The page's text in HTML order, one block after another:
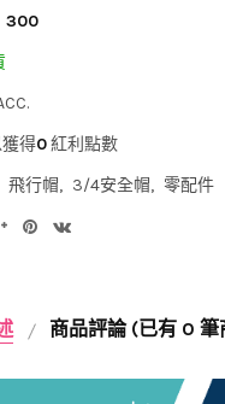
300
得0紅利點數
飛行帽 3/4安全帽
零配件
商品評論 (已有 0 筆